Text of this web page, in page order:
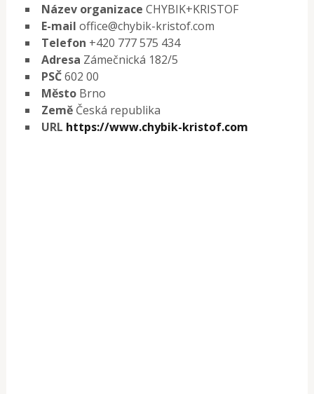
Název organizace CHYBIK+KRISTOF
E-mail office@chybik-kristof.com
Telefon +420 777 575 434
Adresa Zámečnická 182/5
PSČ602 00
Město Brno
Země Česká republika
URL https://www.chybik-kristof.com